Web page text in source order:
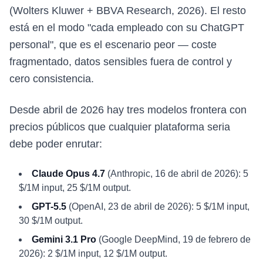
(Wolters Kluwer + BBVA Research, 2026). El resto
está en el modo "cada empleado con su ChatGPT
personal", que es el escenario peor — coste
fragmentado, datos sensibles fuera de control y
cero consistencia.
Desde abril de 2026 hay tres modelos frontera con
precios públicos que cualquier plataforma seria
debe poder enrutar:
Claude Opus 4.7 (Anthropic, 16 de abril de 2026): 5
$/1M input, 25 $/1M output.
GPT-5.5 (OpenAI, 23 de abril de 2026): 5 $/1M input,
30 $/1M output.
Gemini 3.1 Pro (Google DeepMind, 19 de febrero de
2026): 2 $/1M input, 12 $/1M output.